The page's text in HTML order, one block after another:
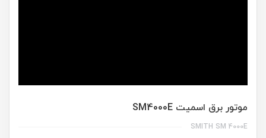
موتور برق اسمیت SM4000E
SMITH SM 4000E